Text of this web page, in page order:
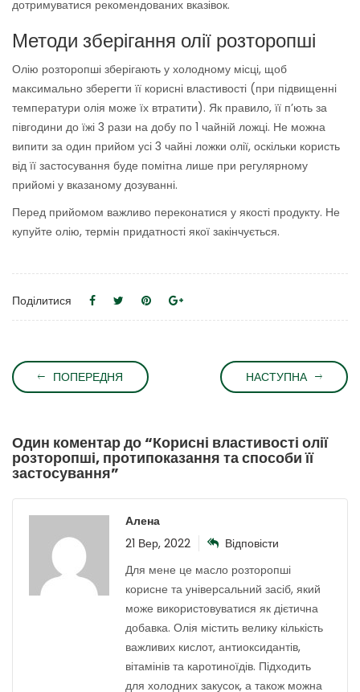
дотримуватися рекомендованих вказівок.
Методи зберігання олії розторопші
Олію розторопші зберігають у холодному місці, щоб
максимально зберегти її корисні властивості (при підвищенні
температури олія може їх втратити). Як правило, її п’ють за
півгодини до їжі 3 рази на добу по 1 чайній ложці. Не можна
випити за один прийом усі 3 чайні ложки олії, оскільки користь
від її застосування буде помітна лише при регулярному
прийомі у вказаному дозуванні.
Перед прийомом важливо переконатися у якості продукту. Не
купуйте олію, термін придатності якої закінчується.
Поділитися
ПОПЕРЕДНЯ НАСТУПНА
Один коментар до “Корисні властивості олії
розторопші, протипоказання та способи її
застосування”
Алена
21 Вер, 2022
Відповісти
Для мене це масло розторопші
корисне та універсальний засіб, який
може використовуватися як дієтична
добавка. Олія містить велику кількість
важливих кислот, антиоксидантів,
вітамінів та каротиноїдів. Підходить
для холодних закусок, а також можна